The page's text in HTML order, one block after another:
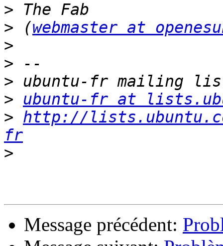
>
> (webmaster at
>
>
>
>
ubuntu-fr at
> http://
fr
>
Message précédent: